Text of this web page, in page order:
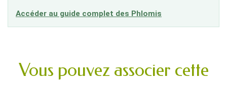
Accéder au guide complet des Phlomis
Vous pouvez associer cette